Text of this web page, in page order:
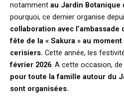
notamment au Jardin Botanique
pourquoi, ce dernier organise
collaboration avec l’ambassade
fête de la « Sakura » au
cerisiers. Cette année, les
février 2026. A cette occasion, de
pour toute la famille autour du
sont organisées.